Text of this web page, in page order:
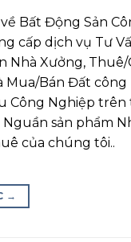
Bất Động Sản
cấp dịch vụ Tư
Nhà Xưởng,
Mua/Bán Đất công
Công Nghiệp trên
sản phẩm
của chúng tôi..
→